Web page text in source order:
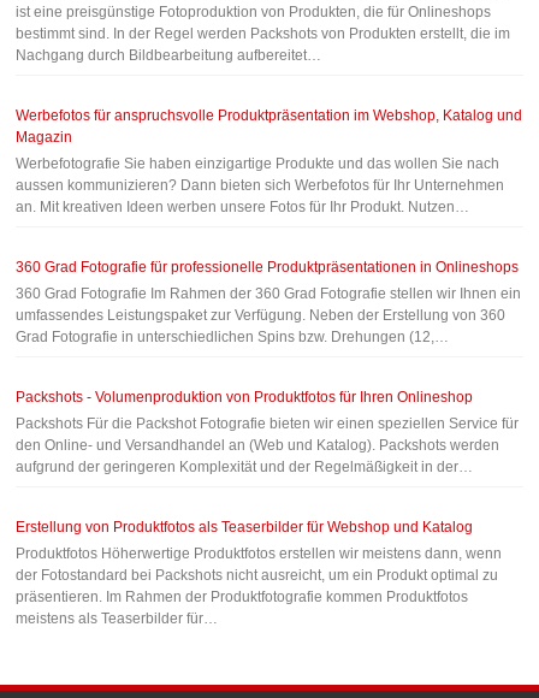
ist eine preisgünstige Fotoproduktion von Produkten, die für Onlineshops
bestimmt sind. In der Regel werden Packshots von Produkten erstellt, die im
Nachgang durch Bildbearbeitung aufbereitet…
Werbefotos für anspruchsvolle Produktpräsentation im Webshop, Katalog und
Magazin
Werbefotografie Sie haben einzigartige Produkte und das wollen Sie nach
aussen kommunizieren? Dann bieten sich Werbefotos für Ihr Unternehmen
an. Mit kreativen Ideen werben unsere Fotos für Ihr Produkt. Nutzen…
360 Grad Fotografie für professionelle Produktpräsentationen in Onlineshops
360 Grad Fotografie Im Rahmen der 360 Grad Fotografie stellen wir Ihnen ein
umfassendes Leistungspaket zur Verfügung. Neben der Erstellung von 360
Grad Fotografie in unterschiedlichen Spins bzw. Drehungen (12,…
Packshots - Volumenproduktion von Produktfotos für Ihren Onlineshop
Packshots Für die Packshot Fotografie bieten wir einen speziellen Service für
den Online- und Versandhandel an (Web und Katalog). Packshots werden
aufgrund der geringeren Komplexität und der Regelmäßigkeit in der…
Erstellung von Produktfotos als Teaserbilder für Webshop und Katalog
Produktfotos Höherwertige Produktfotos erstellen wir meistens dann, wenn
der Fotostandard bei Packshots nicht ausreicht, um ein Produkt optimal zu
präsentieren. Im Rahmen der Produktfotografie kommen Produktfotos
meistens als Teaserbilder für…